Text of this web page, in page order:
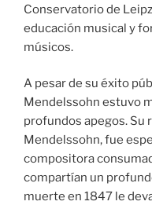
Conservatorio de
educación musical y
músicos.
A pesar de su éxito
Mendelssohn estuvo
profundos apegos. Su
Mendelssohn, fue
compositora
compartían un
muerte en 1847 le